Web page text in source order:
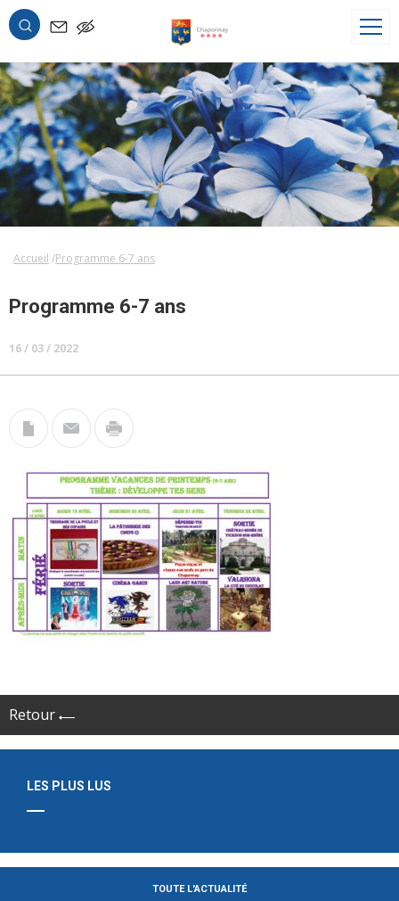
OK
Accueil Programme 6-7 ans
Programme 6-7 ans
16 / 03 / 2022
Retour
LES PLUS LUS
TOUTE L'ACTUALITÉ